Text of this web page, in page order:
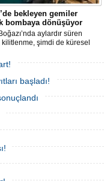
bekleyen gemiler
bombaya dönüşüyor
aylardır süren
şimdi de küresel
olabilir. Sıcak sularda
bekleyen binden fazla gemi,
canlıları için devasa bir
dönüşmüş durumda.
başladı!